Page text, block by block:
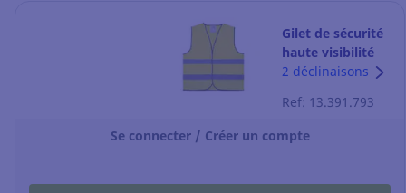
Gilet de sécurité
haute visibilité
T2S Néon - jaune
unique
2 déclinaisons
Ref: 13.391.793
Se connecter / Créer un compte